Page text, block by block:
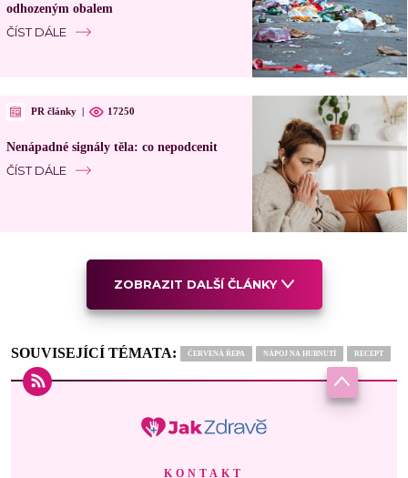
odhozeným obalem
ČÍST DÁLE
PR články | 17250
Nenápadné signály těla: co nepodcenit
ČÍST DÁLE
ZOBRAZIT DALŠÍ ČLÁNKY
SOUVISEJÍCÍ TÉMATA: ČERVENÁ ŘEPA NÁPOJ NA HUBNUTÍ RECEPT
KONTAKT